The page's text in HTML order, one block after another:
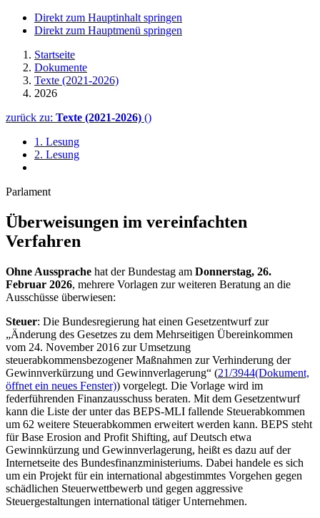
Direkt zum Hauptinhalt springen
Direkt zum Hauptmenü springen
Startseite
Dokumente
Texte (2021-2026)
2026
zurück zu: Texte (2021-2026) ()
1. Lesung
2. Lesung
Parlament
Überweisungen im vereinfachten
Verfahren
Ohne Aussprache hat der Bundestag am Donnerstag, 26.
Februar 2026, mehrere Vorlagen zur weiteren Beratung an die
Ausschüsse überwiesen:
Steuer: Die Bundesregierung hat einen Gesetzentwurf zur
„Änderung des Gesetzes zu dem Mehrseitigen Übereinkommen
vom 24. November 2016 zur Umsetzung
steuerabkommensbezogener Maßnahmen zur Verhinderung der
Gewinnverkürzung und Gewinnverlagerung“ (21/3944(Dokument,
öffnet ein neues Fenster)) vorgelegt. Die Vorlage wird im
federführenden Finanzausschuss beraten. Mit dem Gesetzentwurf
kann die Liste der unter das BEPS-MLI fallende Steuerabkommen
um 62 weitere Steuerabkommen erweitert werden kann. BEPS steht
fürBase Erosion and Profit Shifting, auf Deutsch etwa
Gewinnkürzung und Gewinnverlagerung, heißt es dazu auf der
Internetseite des Bundesfinanzministeriums. Dabei handele es sich
um ein Projekt für ein international abgestimmtes Vorgehen gegen
schädlichen Steuerwettbewerb und gegen aggressive
Steuergestaltungen international tätiger Unternehmen.